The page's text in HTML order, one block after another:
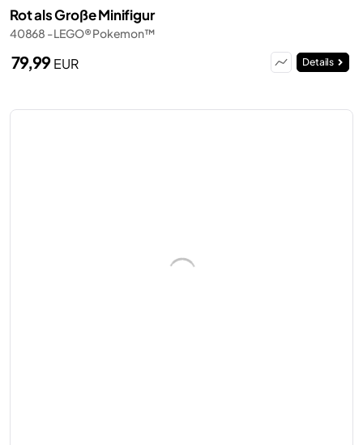
Rot als Große Minifigur
40868 - LEGO® Pokemon™
79,99EUR Details